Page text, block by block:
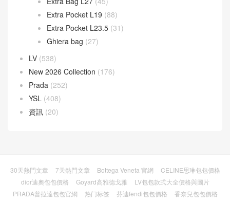
Extra Pocket L19 (88)
Extra Pocket L23.5 (31)
Ghiera bag (27)
LV (538)
New 2026 Collection (176)
Prada (252)
YSL (408)
資訊 (20)
30天熱門文章 7天熱門文章 Bottega Veneta 官網
CELINE思琳包包價格
dior迪奧包包價格
Goyard高雅德戈雅
LV包包款式大全價格與圖片
PRADA普拉達包包官網
热门标签 芬迪fendi包包價格 香奈兒包包價格